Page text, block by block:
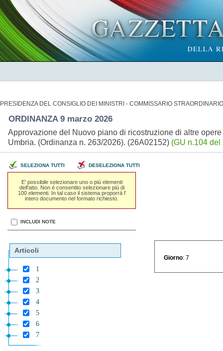
PRESIDENZA DEL CONSIGLIO DEI MINISTRI - COMMISSARIO
ORDINANZA 9 marzo 2026
Approvazione del Nuovo piano di ricostruzione di altre
Umbria. (Ordinanza n. 263/2026). (26A02152) (GU n.104 del
SELEZIONA TUTTI DESELEZIONA TUTTI
E' possibile selezionare uno o piú elementi
dell'atto. Non é consentito selezionare piú di
100 elementi. In tal caso il sistema proporrá l'
intero documento nel formato richiesto.
INCLUDI NOTE
Articoli
1
2
3
4
5
6
7
Giorno : 7